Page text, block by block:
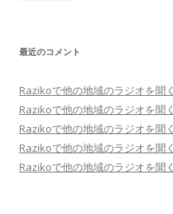
最近のコメント
Razikoで他の地域のラジオを聞く
Razikoで他の地域のラジオを聞く
Razikoで他の地域のラジオを聞く
Razikoで他の地域のラジオを聞く
Razikoで他の地域のラジオを聞く